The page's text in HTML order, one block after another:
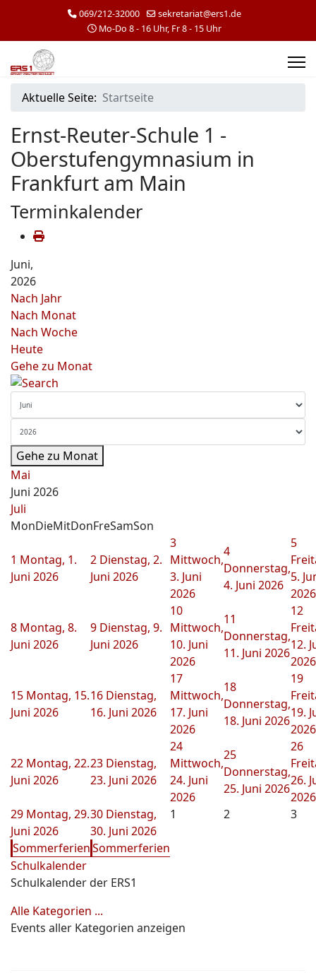
069/212-32000
sekretariat@ers1.de
Mo-Do 8 - 16 Uhr, Fr 8 - 15 Uhr
Aktuelle Seite: Startseite
Ernst-Reuter-Schule 1 -
Oberstufengymnasium in
Frankfurt am Main
Terminkalender
Juni,
2026
Nach Jahr
Nach Monat
Nach Woche
Heute
Gehe zu Monat
Gehe zu Monat
Mai
Juni 2026
Juli
MonDieMitDonFreSamSon
1 Montag, 1.
Juni 2026
2 Dienstag, 2.
Juni 2026
3
Mittwoch,
3. Juni
2026
4
Donnerstag,
4. Juni 2026
5
5.
2026
8 Montag, 8.
Juni 2026
9 Dienstag, 9.
Juni 2026
10
Mittwoch,
10. Juni
2026
11
Donnerstag,
11. Juni 2026
12
12.
2026
15 Montag, 15.
Juni 2026
16 Dienstag,
16. Juni 2026
17
Mittwoch,
17. Juni
2026
18
Donnerstag,
18. Juni 2026
19
19.
2026
22 Montag, 22.
Juni 2026
23 Dienstag,
23. Juni 2026
24
Mittwoch,
24. Juni
2026
25
Donnerstag,
25. Juni 2026
26
26.
2026
29 Montag, 29.
Juni 2026
Sommerferien
30 Dienstag,
30. Juni 2026
Sommerferien
1 2 3
Schulkalender
Schulkalender der ERS1
Alle Kategorien ...
Events aller Kategorien anzeigen